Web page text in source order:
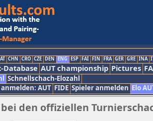
CHN CRO CZE DEN ENG ESP FAI FIN FRA GER GRE INA
Database AUT championship Pictures
Schnellschach-Elozahl
AUT FIDE Spieler anmelden Elo
den offiziellen